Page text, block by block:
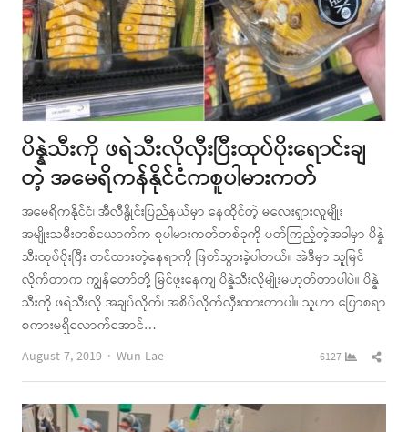
ပိန္နဲသီးကို ဖရဲသီးလိုလှီးပြီးထုပ်ပိုးရောင်းချ
တဲ့ အမေရိကန်နိုင်ငံကစူပါမားကတ်
အမေရိကနိုင်ငံ၊ အီလီနွိုင်းပြည်နယ်မှာ နေထိုင်တဲ့ မလေးရှားလူမျိုး
အမျိုးသမီးတစ်ယောက်က စူပါမားကတ်တစ်ခုကို ပတ်ကြည့်တဲ့အခါမှာ ပိန္နဲ
သီးထုပ်ပိုးပြီး တင်ထားတဲ့နေရာကို ဖြတ်သွားခဲ့ပါတယ်။ အဲဒီမှာ သူမြင်
လိုက်တာက ကျွန်တော်တို့ မြင်ဖူးနေကျ ပိန္နဲသီးလိုမျိုးမဟုတ်တာပါပဲ။ ပိန္နဲ
သီးကို ဖရဲသီးလို အချပ်လိုက်၊ အစိပ်လိုက်လှီးထားတာပါ။ သူဟာ ပြောစရာ
စကားမရှိလောက်အောင်…
August 7, 2019
Author
Wun Lae 6127